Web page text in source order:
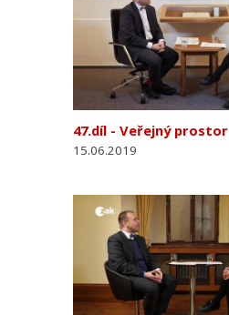
47.díl - Veřejný prostor
15.06.2019